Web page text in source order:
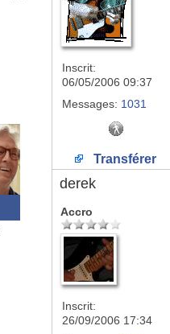
Inscrit:
06/05/2006 09:37
Messages: 1031
Transférer
derek
Accro
Inscrit:
26/09/2006 17:34